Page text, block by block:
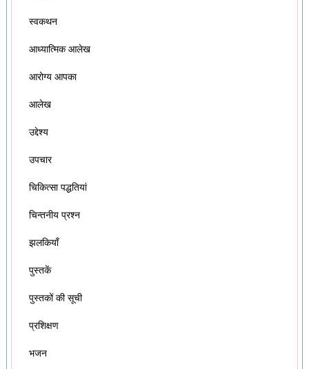
स्वकथन
आध्यात्मिक आलेख
आरोग्य आपका
आलेख
उद्देश्य
उपचार
चिकित्सा पद्धतियां
चिन्तनीय प्रश्न
झलकियाँ
पुस्तकें
पुस्तकों की सूची
प्रशिक्षण
भजन